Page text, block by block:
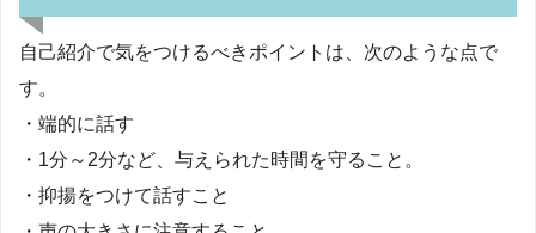
自己紹介で気をつけるべきポイントは、次のような点で
す。
・端的に話す
・1分～2分など、与えられた時間を守ること。
・抑揚をつけて話すこと